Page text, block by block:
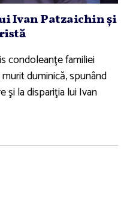
Ivan Patzaichin şi
condoleanţe familiei
duminică, spunând
şi la dispariţia lui Ivan